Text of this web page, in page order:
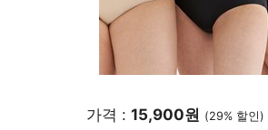
가격 : 15,900원 (29% 할인)